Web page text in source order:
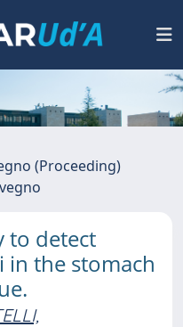
(Proceeding)
to detect
in the stomach